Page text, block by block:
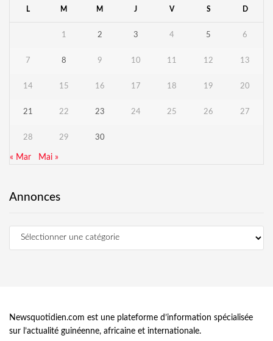
L M M J V S D
1 2 3 4 5 6
7 8 9 10 11 12 13
14 15 16 17 18 19 20
21 22 23 24 25 26 27
28 29 30
« Mar Mai »
Annonces
Newsquotidien.com est une plateforme d’information spécialisée
sur l’actualité guinéenne, africaine et internationale.